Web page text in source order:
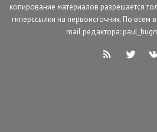
копирование материалов разрешается
гиперссылки на первоисточник. По всем
mail редактора: